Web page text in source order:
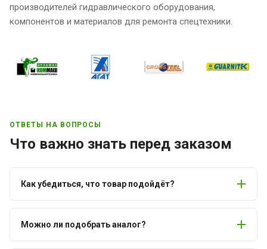
производителей гидравлического оборудования,
компонентов и материалов для ремонта спецтехники.
ОТВЕТЫ НА ВОПРОСЫ
Что важно знать перед заказом
Как убедиться, что товар подойдёт?
Можно ли подобрать аналог?